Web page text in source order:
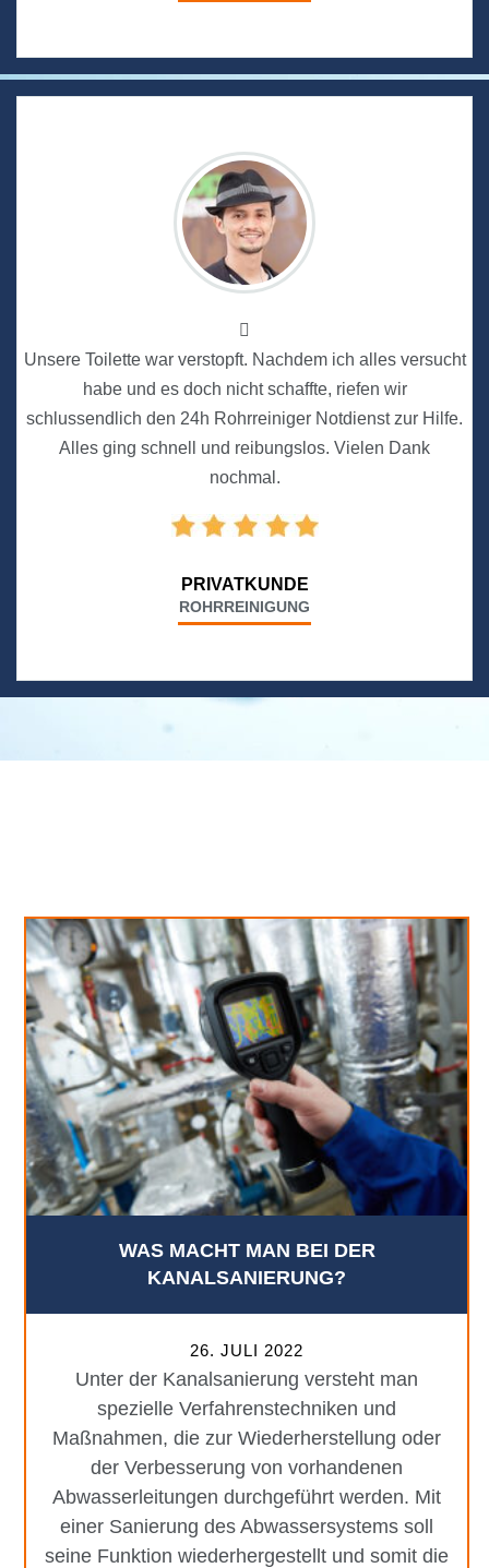
Unsere Toilette war verstopft. Nachdem ich alles versucht
habe und es doch nicht schaffte, riefen wir
schlussendlich den 24h Rohrreiniger Notdienst zur Hilfe.
Alles ging schnell und reibungslos. Vielen Dank
nochmal.
PRIVATKUNDE
ROHRREINIGUNG
WAS MACHT MAN BEI DER
KANALSANIERUNG?
26. JULI 2022
Unter der Kanalsanierung versteht man
spezielle Verfahrenstechniken und
Maßnahmen, die zur Wiederherstellung oder
der Verbesserung von vorhandenen
Abwasserleitungen durchgeführt werden. Mit
einer Sanierung des Abwassersystems soll
seine Funktion wiederhergestellt und somit die